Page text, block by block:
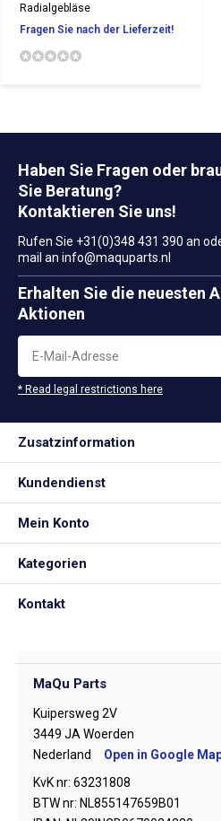
Radialgebläse
Fragen Sie nach der Lieferzeit!
Haben Sie Fragen oder
Sie Beratung?
Kontaktieren Sie uns!
Rufen Sie +31(0)348 431 390 an
mail an info@maquparts.nl
Erhalten Sie die neuesten
Aktionen
* Read legal restrictions here
Zusatzinformation
Kundendienst
Mein Konto
Kategorien
Kontakt
MaQu Parts
Kuipersweg 2V
3449 JA Woerden
Nederland
Open in Google
KvK nr: 63231808
BTW nr: NL855147659B01